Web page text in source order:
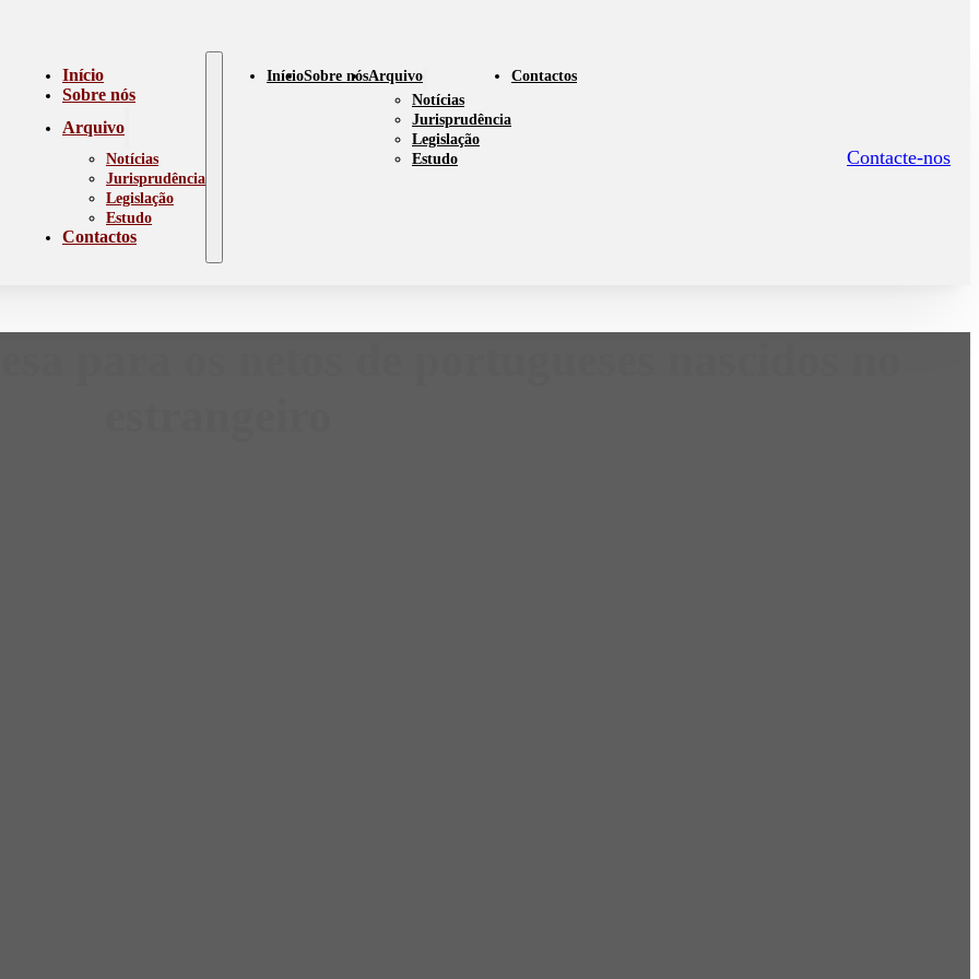
Início
Sobre nós
Arquivo
Notícias
Jurisprudência
Legislação
Estudo
Contactos
InícioSobre nósArquivo
Notícias
Jurisprudência
Legislação
Estudo
Contactos
Contacte-nos